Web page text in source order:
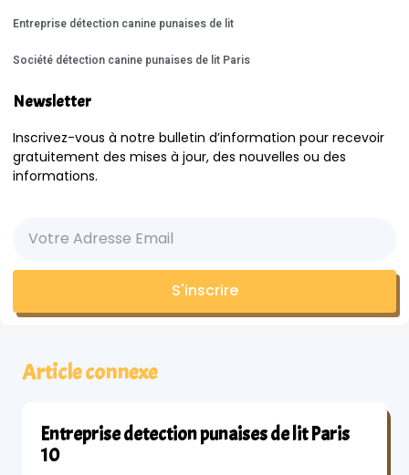
Entreprise détection canine punaises de lit
Société détection canine punaises de lit Paris
Newsletter
Inscrivez-vous à notre bulletin d’information pour recevoir
gratuitement des mises à jour, des nouvelles ou des
informations.
S'inscrire
Article connexe
Entreprise detection punaises de lit Paris
10